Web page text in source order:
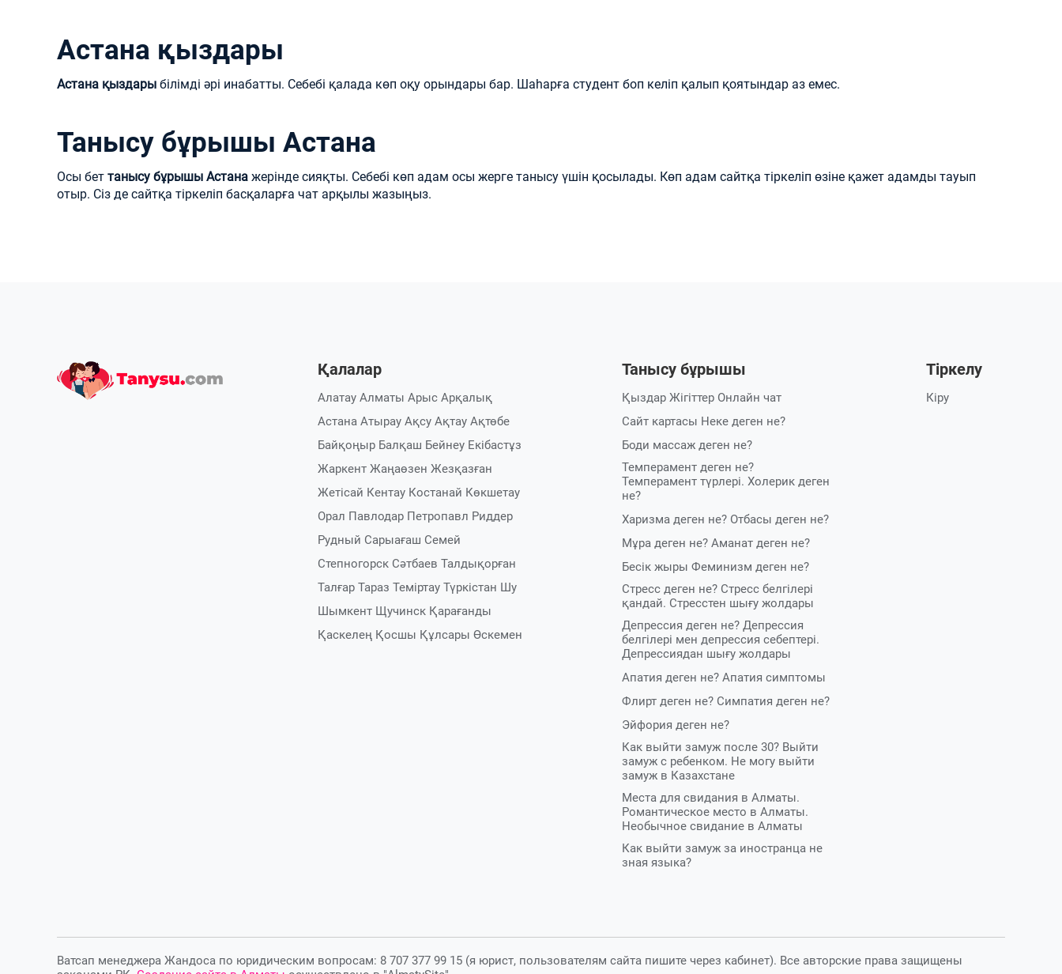
Астана қыздары
Астана қыздары білімді әрі инабатты. Себебі қалада көп оқу орындары бар. Шаһарға студент боп келіп қалып қоятындар аз емес.
Танысу бұрышы Астана
Осы бет танысу бұрышы Астана жерінде сияқты. Себебі көп адам осы жерге танысу үшін қосылады. Көп адам сайтқа тіркеліп өзіне қажет адамды тауып
отыр. Сіз де сайтқа тіркеліп басқаларға чат арқылы жазыңыз.
Қалалар
Алатау Алматы Арыс Арқалық
Астана Атырау Ақсу Ақтау Ақтөбе
Байқоңыр Балқаш Бейнеу Екібастұз
Жаркент Жаңаөзен Жезқазған
Жетісай Кентау Костанай Көкшетау
Орал Павлодар Петропавл Риддер
Рудный Сарыағаш Семей
Степногорск Сәтбаев Талдықорған
Талғар Тараз Теміртау Түркістан Шу
Шымкент Щучинск Қарағанды
Қаскелең Қосшы Құлсары Өскемен
Танысу бұрышы
Қыздар Жігіттер Онлайн чат
Сайт картасы Неке деген не?
Боди массаж деген не?
Темперамент деген не?
Темперамент түрлері. Холерик деген
не?
Харизма деген не? Отбасы деген не?
Мұра деген не? Аманат деген не?
Бесік жыры Феминизм деген не?
Стресс деген не? Стресс белгілері
қандай. Стресстен шығу жолдары
Депрессия деген не? Депрессия
белгілері мен депрессия себептері.
Депрессиядан шығу жолдары
Апатия деген не? Апатия симптомы
Флирт деген не? Симпатия деген не?
Эйфория деген не?
Как выйти замуж после 30? Выйти
замуж с ребенком. Не могу выйти
замуж в Казахстане
Места для свидания в Алматы.
Романтическое место в Алматы.
Необычное свидание в Алматы
Как выйти замуж за иностранца не
зная языка?
Тіркелу
Кіру
Ватсап менеджера Жандоса по юридическим вопросам: 8 707 377 99 15 (я юрист, пользователям сайта пишите через кабинет). Все авторские права защищены